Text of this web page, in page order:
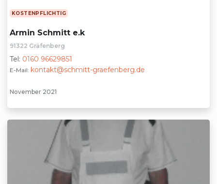
KOSTENPFLICHTIG
Armin Schmitt e.k
91322 Gräfenberg
Tel: 0160 96629851
E-Mail: kontakt@schmitt-graefenberg.de
November 2021